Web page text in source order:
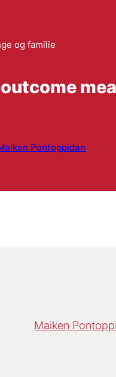
og familie
Pontoppidan
Maiken